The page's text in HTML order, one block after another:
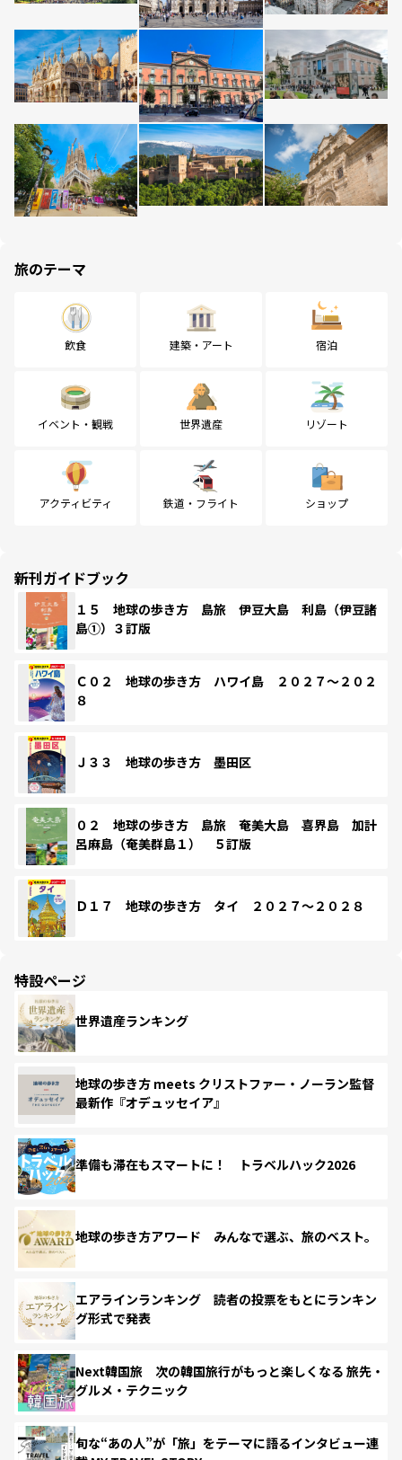
旅のテーマ
飲食 建築・アート 宿泊
イベント・観戦 世界遺産 リゾート
アクティビティ 鉄道・フライト ショップ
新刊ガイドブック
１５ 地球の歩き方 島旅 伊豆大島 利島（伊豆諸
島①）３訂版
Ｃ０２ 地球の歩き方 ハワイ島 ２０２７～２０２
８
Ｊ３３ 地球の歩き方 墨田区
０２ 地球の歩き方 島旅 奄美大島 喜界島 加計
呂麻島（奄美群島１） ５訂版
Ｄ１７ 地球の歩き方 タイ ２０２７～２０２８
特設ページ
世界遺産ランキング
地球の歩き方 meets クリストファー・ノーラン監督
最新作『オデュッセイア』
準備も滞在もスマートに！ トラベルハック2026
地球の歩き方アワード みんなで選ぶ、旅のベスト。
エアラインランキング 読者の投票をもとにランキン
グ形式で発表
Next韓国旅 次の韓国旅行がもっと楽しくなる 旅先・
グルメ・テクニック
旬な“あの人”が「旅」をテーマに語るインタビュー連